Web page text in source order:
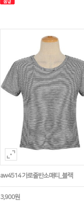
aw4514 가로줄반소매티_블랙
3,900원